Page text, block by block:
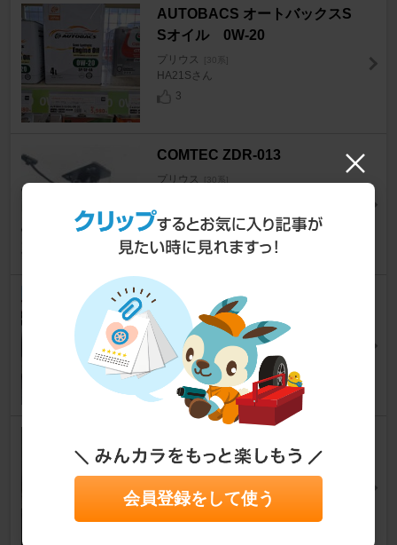
AUTOBACS オートバックスS
Sオイル 0W-20
プリウス [30系]
HA21Sさん
3
COMTEC ZDR-013
プリウス [30系]
9
Pirara AT154N10K4L
プリウス [30系]
レガ号さん
35
ドライト用クリアコーティング
剤 / 39173
プリウス [30系]
のりから めんたいさん
会員登録をして使う